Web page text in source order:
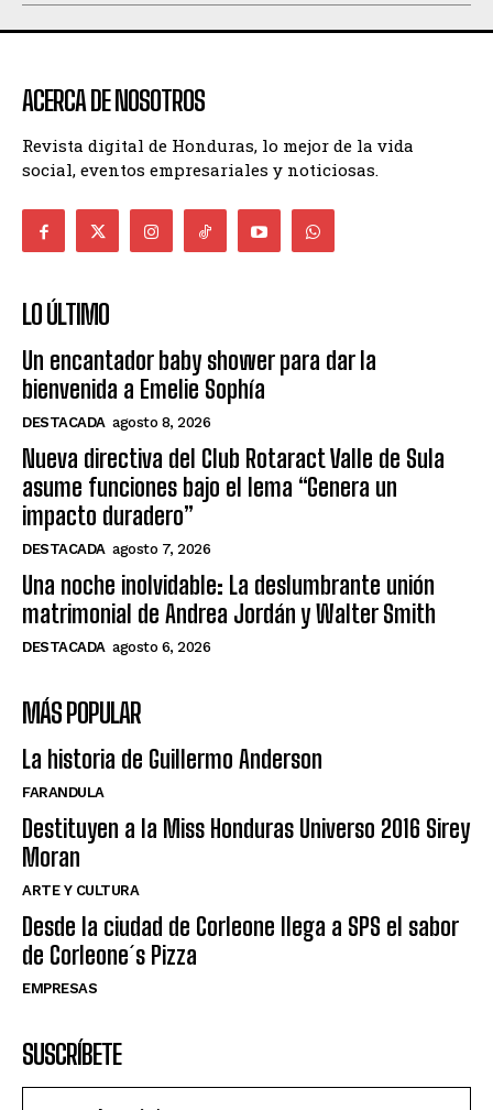
ACERCA DE NOSOTROS
Revista digital de Honduras, lo mejor de la vida
social, eventos empresariales y noticiosas.
LO ÚLTIMO
Un encantador baby shower para dar la
bienvenida a Emelie Sophía
DESTACADA agosto 8, 2026
Nueva directiva del Club Rotaract Valle de Sula
asume funciones bajo el lema “Genera un
impacto duradero”
DESTACADA agosto 7, 2026
Una noche inolvidable: La deslumbrante unión
matrimonial de Andrea Jordán y Walter Smith
DESTACADA agosto 6, 2026
MÁS POPULAR
La historia de Guillermo Anderson
FARANDULA
Destituyen a la Miss Honduras Universo 2016 Sirey
Moran
ARTE Y CULTURA
Desde la ciudad de Corleone llega a SPS el sabor
de Corleone´s Pizza
EMPRESAS
SUSCRÍBETE